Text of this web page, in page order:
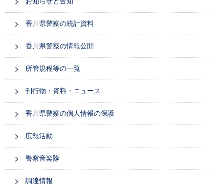
香川県警察の統計資料
香川県警察の情報公開
所管規程等の一覧
刊行物・資料・ニュース
香川県警察の個人情報の保護
広報活動
警察音楽隊
調達情報